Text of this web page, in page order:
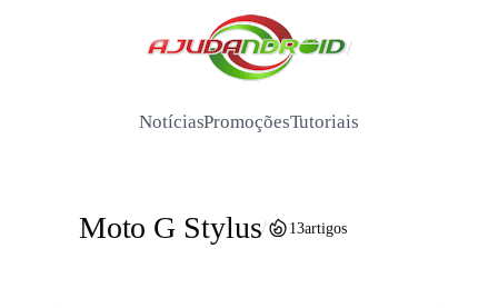
/
NotíciasPromoçõesTutoriais
Moto G Stylus/ 13artigos